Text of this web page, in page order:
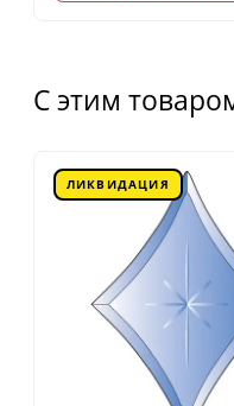
С этим
ЛИКВИДАЦИЯ